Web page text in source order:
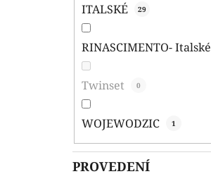
ITALSKÉ 29
RINASCIMENTO- Italské
Twinset 0
WOJEWODZIC 1
PROVEDENÍ